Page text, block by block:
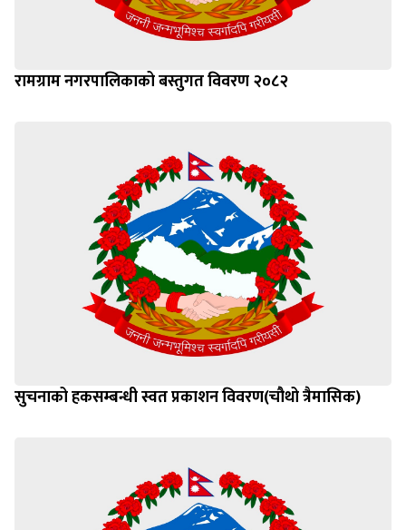
रामग्राम नगरपालिकाको बस्तुगत विवरण २०८२
सुचनाको हकसम्बन्धी स्वत प्रकाशन विवरण(चौथो त्रैमासिक)